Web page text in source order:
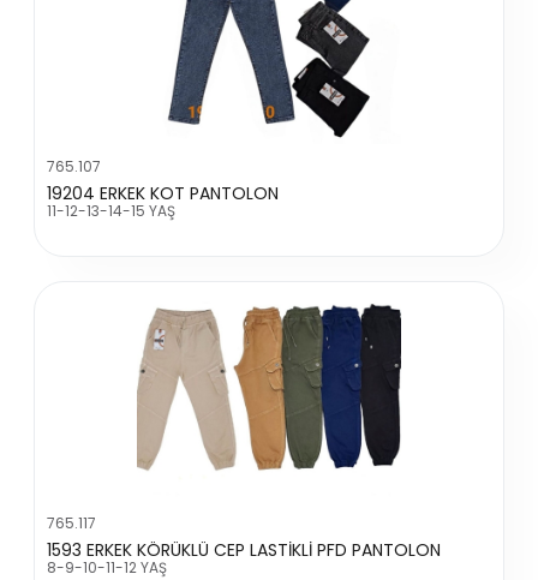
765.107
19204 ERKEK KOT PANTOLON
11-12-13-14-15 YAŞ
765.117
1593 ERKEK KÖRÜKLÜ CEP LASTİKLİ PFD PANTOLON
8-9-10-11-12 YAŞ